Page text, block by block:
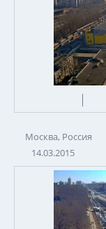
Москва, Россия
14.03.2015